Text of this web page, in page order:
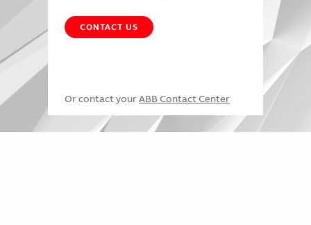
CONTACT US
Or contact your ABB Contact Center